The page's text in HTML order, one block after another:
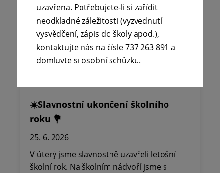
Číst více
☀️Slavnostní ukončení školního
roku 💐
25. 6. 2026
V úterý jsme slavnostně uzavřeli letošní
školní rok. Na školním nádvoří jsme s
uzavřena. Potřebujete-li si zařídit
neodkladné záležitosti (vyzvednutí
vysvědčení, zápis do školy apod.),
kontaktujte nás na čísle 737 263 891 a
domluvte si osobní schůzku.